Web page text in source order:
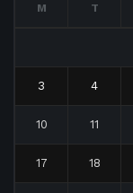
M T
3 4
10 11
17 18